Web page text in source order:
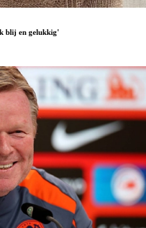
blij en gelukkig'